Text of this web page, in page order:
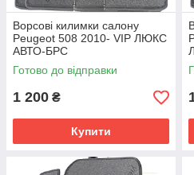
Ворсові килимки салону
Peugeot 508 2010- VIP ЛЮКС
АВТО-БРС
Готово до відправки
1 200 ₴
Купити